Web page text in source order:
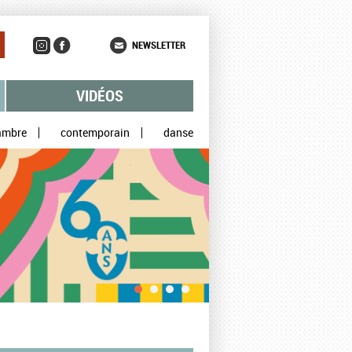
NEWSLETTER
VIDÉOS
contemporain danse